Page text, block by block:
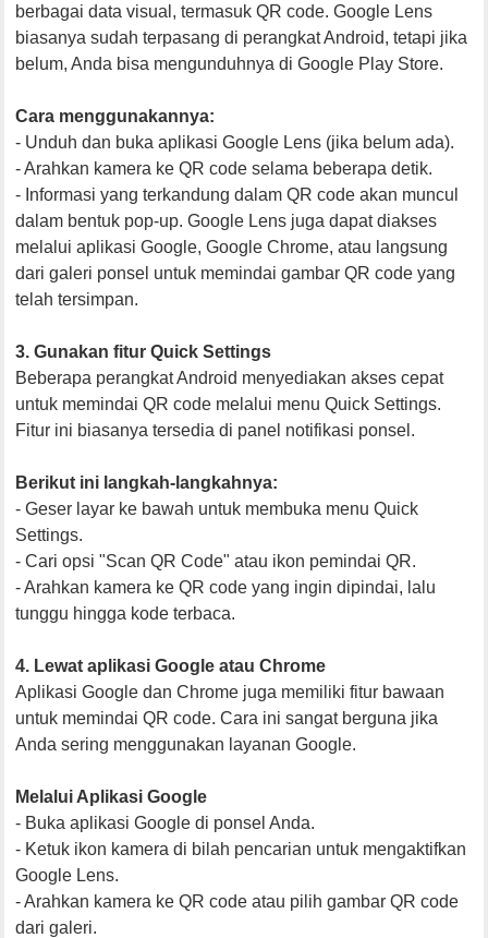
berbagai data visual, termasuk QR code. Google Lens
biasanya sudah terpasang di perangkat Android, tetapi jika
belum, Anda bisa mengunduhnya di Google Play Store.
Cara menggunakannya:
- Unduh dan buka aplikasi Google Lens (jika belum ada).
- Arahkan kamera ke QR code selama beberapa detik.
- Informasi yang terkandung dalam QR code akan muncul
dalam bentuk pop-up. Google Lens juga dapat diakses
melalui aplikasi Google, Google Chrome, atau langsung
dari galeri ponsel untuk memindai gambar QR code yang
telah tersimpan.
3. Gunakan fitur Quick Settings
Beberapa perangkat Android menyediakan akses cepat
untuk memindai QR code melalui menu Quick Settings.
Fitur ini biasanya tersedia di panel notifikasi ponsel.
Berikut ini langkah-langkahnya:
- Geser layar ke bawah untuk membuka menu Quick
Settings.
- Cari opsi "Scan QR Code" atau ikon pemindai QR.
- Arahkan kamera ke QR code yang ingin dipindai, lalu
tunggu hingga kode terbaca.
4. Lewat aplikasi Google atau Chrome
Aplikasi Google dan Chrome juga memiliki fitur bawaan
untuk memindai QR code. Cara ini sangat berguna jika
Anda sering menggunakan layanan Google.
Melalui Aplikasi Google
- Buka aplikasi Google di ponsel Anda.
- Ketuk ikon kamera di bilah pencarian untuk mengaktifkan
Google Lens.
- Arahkan kamera ke QR code atau pilih gambar QR code
dari galeri.